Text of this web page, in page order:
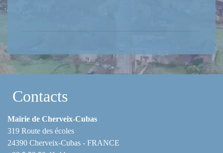
Contacts
Mairie de Cherveix-Cubas
319 Route des écoles
24390 Cherveix-Cubas - FRANCE